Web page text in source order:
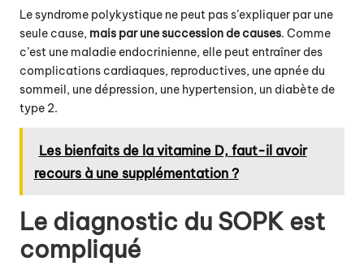
Le syndrome polykystique ne peut pas s’expliquer par une
seule cause, mais par une succession de causes. Comme
c’est une maladie endocrinienne, elle peut entraîner des
complications cardiaques, reproductives, une apnée du
sommeil, une dépression, une hypertension, un diabète de
type 2.
Les bienfaits de la vitamine D, faut-il avoir
recours à une supplémentation ?
Le diagnostic du SOPK est
compliqué